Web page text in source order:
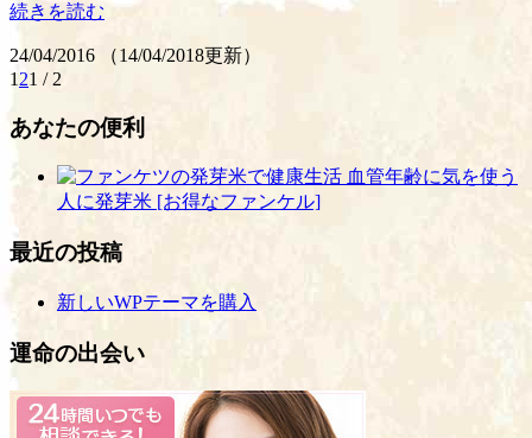
続きを読む
24/04/2016 （14/04/2018更新）
121 / 2
あなたの便利
血管年齢に気を使う
人に発芽米 [お得なファンケル]
最近の投稿
新しいWPテーマを購入
運命の出会い